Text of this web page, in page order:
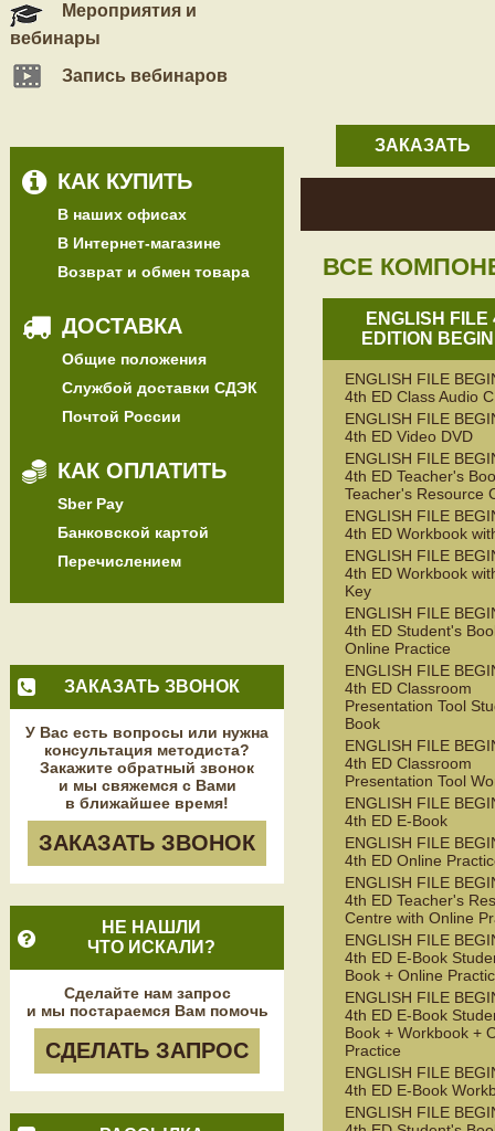
Мероприятия и
вебинары
Запись вебинаров
КАК КУПИТЬ
В наших офисах
В Интернет-магазине
Возврат и обмен товара
ДОСТАВКА
Общие положения
Службой доставки СДЭК
Почтой России
КАК ОПЛАТИТЬ
Sber Pay
Банковской картой
Перечислением
ЗАКАЗАТЬ ЗВОНОК
У Вас есть вопросы или нужна
консультация методиста?
Закажите обратный звонок
и мы свяжемся с Вами
в ближайшее время!
ЗАКАЗАТЬ ЗВОНОК
НЕ НАШЛИ
ЧТО ИСКАЛИ?
Сделайте нам запрос
и мы постараемся Вам помочь
СДЕЛАТЬ ЗАПРОС
ЗАКАЗАТЬ
ВСЕ
ENGLISH FILE
EDITION
ENGLISH FILE
4th ED Class Audio
ENGLISH FILE
4th ED Video DVD
ENGLISH FILE
4th ED Teacher's
Teacher's Resource
ENGLISH FILE
4th ED Workbook
ENGLISH FILE
4th ED Workbook
Key
ENGLISH FILE
4th ED Student's
Online Practice
ENGLISH FILE
4th ED Classroom
Presentation Tool
Book
ENGLISH FILE
4th ED Classroom
Presentation Tool
ENGLISH FILE
4th ED E-Book
ENGLISH FILE
4th ED Online
ENGLISH FILE
4th ED Teacher's
Centre with Online
ENGLISH FILE
4th ED E-Book
Book + Online
ENGLISH FILE
4th ED E-Book
Book + Workbook +
Practice
ENGLISH FILE
4th ED E-Book
ENGLISH FILE